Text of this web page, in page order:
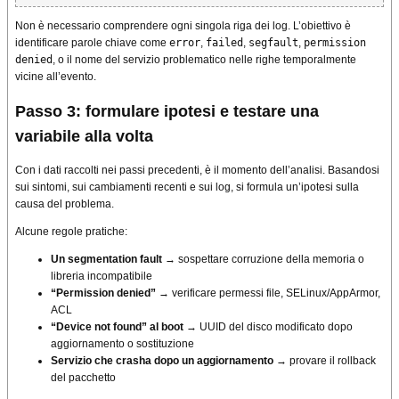
Non è necessario comprendere ogni singola riga dei log. L’obiettivo è
identificare parole chiave come error, failed , segfault, permission
denied , o il nome del servizio problematico nelle righe temporalmente
vicine all’evento.
Passo 3: formulare ipotesi e testare una
variabile alla volta
Con i dati raccolti nei passi precedenti, è il momento dell’analisi. Basandosi
sui sintomi, sui cambiamenti recenti e sui log, si formula un’ipotesi sulla
causa del problema.
Alcune regole pratiche:
Un segmentation fault → sospettare corruzione della memoria o
libreria incompatibile
“Permission denied” → verificare permessi file, SELinux/AppArmor,
ACL
“Device not found” al boot → UUID del disco modificato dopo
aggiornamento o sostituzione
Servizio che crasha dopo un aggiornamento → provare il rollback
del pacchetto